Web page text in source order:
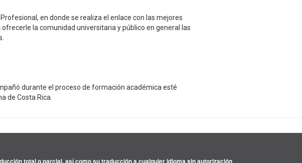
en donde se realiza el enlace con las mejores
la comunidad universitaria y público en general las
durante el proceso de formación académica esté
de Costa Rica.
total o parcial, así como su traducción a cualquier idioma sin autorización